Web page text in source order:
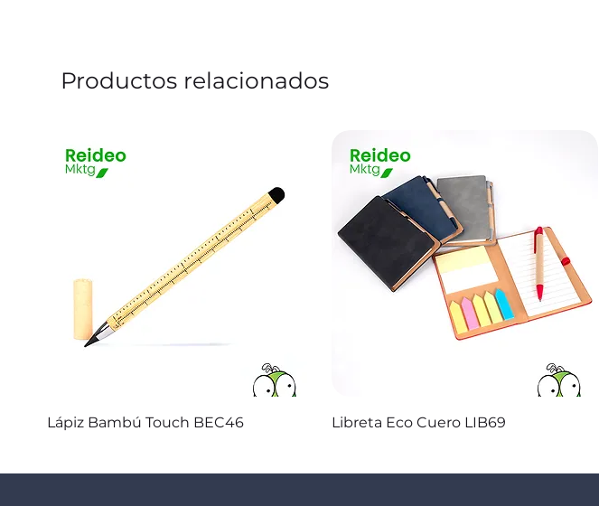
Productos relacionados
Vista rápida
Lápiz Bambú Touch BEC46 Vista rápida
Libreta Eco Cuero LIB69